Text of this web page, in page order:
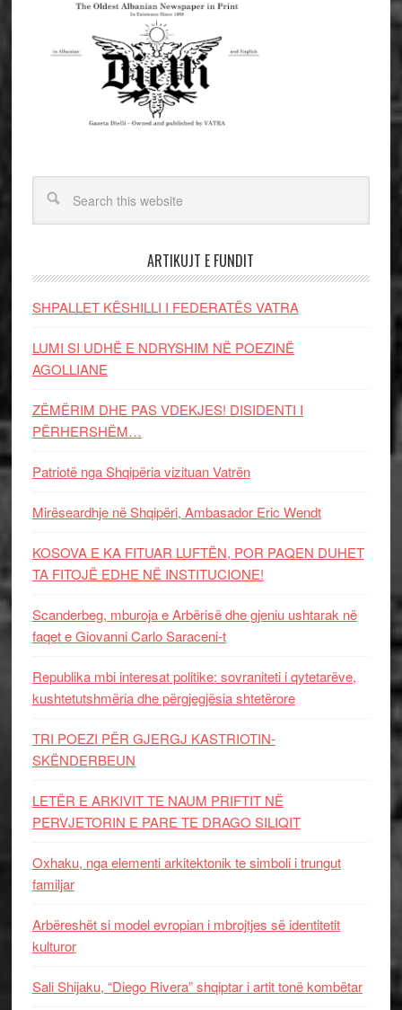
ARTIKUJT E FUNDIT
SHPALLET KËSHILLI I FEDERATËS VATRA
LUMI SI UDHË E NDRYSHIM NË POEZINË
AGOLLIANE
ZËMËRIM DHE PAS VDEKJES! DISIDENTI I
PËRHERSHËM…
Patriotë nga Shqipëria vizituan Vatrën
Mirëseardhje në Shqipëri, Ambasador Eric Wendt
KOSOVA E KA FITUAR LUFTËN, POR PAQEN DUHET
TA FITOJË EDHE NË INSTITUCIONE!
Scanderbeg, mburoja e Arbërisë dhe gjeniu ushtarak në
faqet e Giovanni Carlo Saraceni-t
Republika mbi interesat politike: sovraniteti i qytetarëve,
kushtetutshmëria dhe përgjegjësia shtetërore
TRI POEZI PËR GJERGJ KASTRIOTIN-
SKËNDERBEUN
LETËR E ARKIVIT TE NAUM PRIFTIT NË
PERVJETORIN E PARE TE DRAGO SILIQIT
Oxhaku, nga elementi arkitektonik te simboli i trungut
familjar
Arbëreshët si model evropian i mbrojtjes së identitetit
kulturor
Sali Shijaku, “Diego Rivera” shqiptar i artit tonë kombëtar